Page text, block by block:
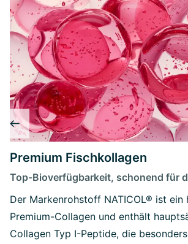
Premium Fischkollagen
Top-Bioverfügbarkeit, schonend für
Der Markenrohstoff NATICOL® ist
Premium-Collagen und enthält
Collagen Typ I-Peptide, die besonders